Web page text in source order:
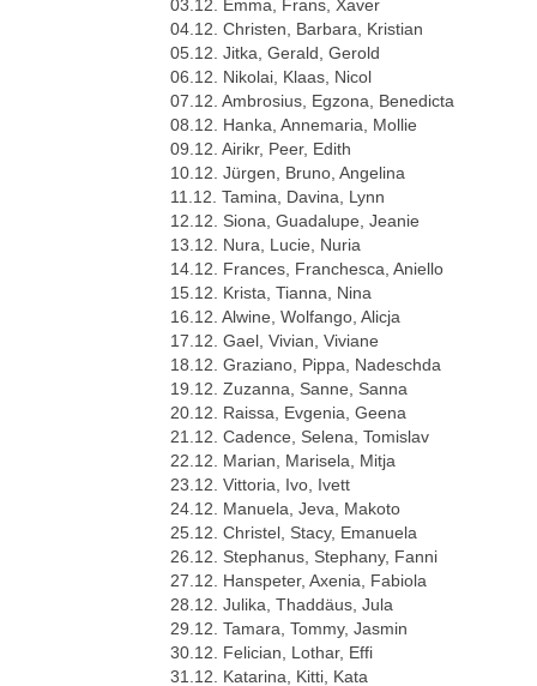
03.12. Emma, Frans, Xaver
04.12. Christen, Barbara, Kristian
05.12. Jitka, Gerald, Gerold
06.12. Nikolai, Klaas, Nicol
07.12. Ambrosius, Egzona, Benedicta
08.12. Hanka, Annemaria, Mollie
09.12. Airikr, Peer, Edith
10.12. Jürgen, Bruno, Angelina
11.12. Tamina, Davina, Lynn
12.12. Siona, Guadalupe, Jeanie
13.12. Nura, Lucie, Nuria
14.12. Frances, Franchesca, Aniello
15.12. Krista, Tianna, Nina
16.12. Alwine, Wolfango, Alicja
17.12. Gael, Vivian, Viviane
18.12. Graziano, Pippa, Nadeschda
19.12. Zuzanna, Sanne, Sanna
20.12. Raissa, Evgenia, Geena
21.12. Cadence, Selena, Tomislav
22.12. Marian, Marisela, Mitja
23.12. Vittoria, Ivo, Ivett
24.12. Manuela, Jeva, Makoto
25.12. Christel, Stacy, Emanuela
26.12. Stephanus, Stephany, Fanni
27.12. Hanspeter, Axenia, Fabiola
28.12. Julika, Thaddäus, Jula
29.12. Tamara, Tommy, Jasmin
30.12. Felician, Lothar, Effi
31.12. Katarina, Kitti, Kata